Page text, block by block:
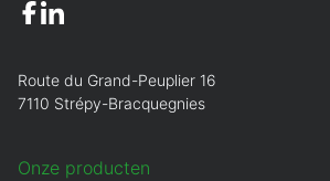
Route du Grand-Peuplier 16
7110 Strépy-Bracquegnies
Onze producten